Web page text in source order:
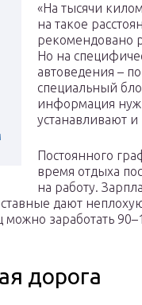
«На тысячи
на такое
рекомендовано
Но на
автоведения –
специальный
информация
устанавливают
Постоянного
время отдыха
на работу.
дают
можно заработать
дорога